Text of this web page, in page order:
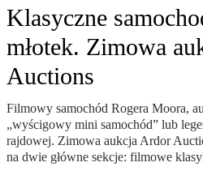
Klasyczne
młotek. Zimowa
Auctions
Filmowy samochód Rogera Moora,
„wyścigowy mini samochód” lub
rajdowej. Zimowa aukcja Ardor
na dwie główne sekcje: filmowe